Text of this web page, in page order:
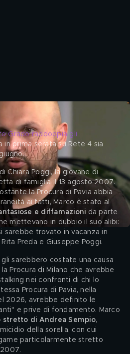
Grado raddoppia gli
in prima serata su Rete 4 sia
Chiara Poggi, la giovane di
di famiglia il 13 agosto 2007.
la Procura di Pavia abbia
ai fatti, Marco è stato al
e diffamazioni da parte
mettevano in dubbio il suo alibi:
sarebbe trovato in vacanza in
Preda e Giuseppe Poggi.
gli sarebbero costate una causa
Procura di Milano che avrebbe
nei confronti di chi lo
Procura di Pavia, nella
2026, avrebbe definito le
e prive di fondamento. Marco
stretto di Andrea Sempio,
della sorella, con cui
particolarmente stretto